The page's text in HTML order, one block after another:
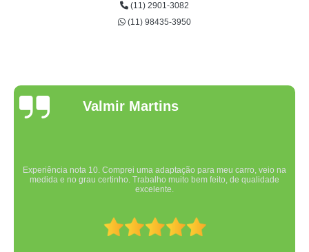
(11) 2901-3082
(11) 98435-3950
Valmir Martins
Experiência nota 10. Comprei uma adaptação para meu carro, veio na
medida e no grau certinho. Trabalho muito bem feito, de qualidade
excelente.